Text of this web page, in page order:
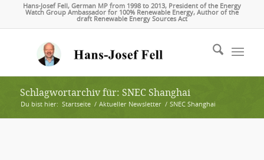
Hans-Josef Fell, German MP from 1998 to 2013, President of the Energy
Watch Group Ambassador for 100% Renewable Energy, Author of the
draft Renewable Energy Sources Act
Schlagwortarchiv für: SNEC Shanghai
Du bist hier: Startseite / Aktueller Newsletter / SNEC Shanghai